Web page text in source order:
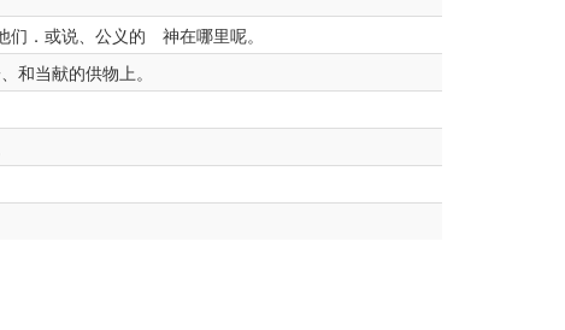
们．或说、公义的 神在哪里呢。
和当献的供物上。